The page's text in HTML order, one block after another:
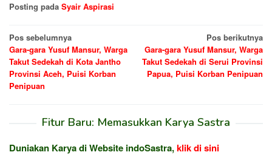
Posting pada Syair Aspirasi
Navigasi
pos
Pos sebelumnya
Gara-gara Yusuf Mansur, Warga
Takut Sedekah di Kota Jantho
Provinsi Aceh, Puisi Korban
Penipuan
Pos berikutnya
Gara-gara Yusuf Mansur, Warga
Takut Sedekah di Serui Provinsi
Papua, Puisi Korban Penipuan
Fitur Baru: Memasukkan Karya Sastra
Duniakan Karya di Website indoSastra,klik di sini